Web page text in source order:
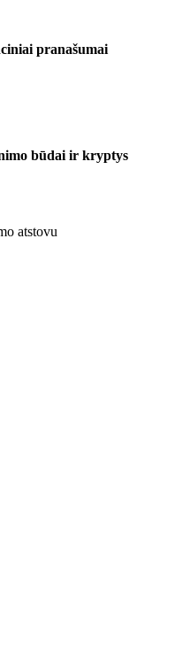
pranašumai
būdai ir kryptys
atstovu